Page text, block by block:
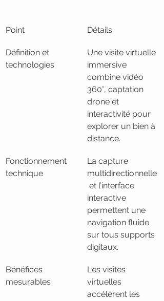
Point Détails
Définition et
technologies
Une visite virtuelle
immersive
combine vidéo
360°, captation
drone et
interactivité pour
explorer un bien à
distance.
Fonctionnement
technique
La capture
multidirectionnelle
et l’interface
interactive
permettent une
navigation fluide
sur tous supports
digitaux.
Bénéfices
mesurables
Les visites
virtuelles
accélèrent les